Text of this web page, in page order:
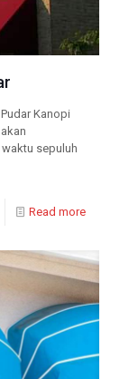
Kanopi
sepuluh
Read more